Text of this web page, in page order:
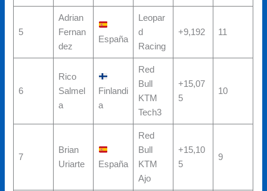
5
Adrian
Fernan
dez
España
Leopar
d
Racing
+9,192 11
6
Rico
Salmel
a
Finlandi
a
Red
Bull
KTM
Tech3
+15,07
5
10
7
Brian
Uriarte
España
Red
Bull
KTM
Ajo
+15,10
5
9